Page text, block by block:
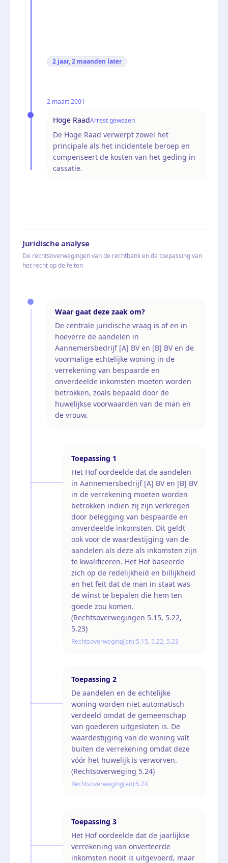
2 jaar, 2 maanden later
2 maart 2001
Hoge RaadArrest gewezen
De Hoge Raad verwerpt zowel het
principale als het incidentele beroep en
compenseert de kosten van het geding in
cassatie.
Juridische analyse
De rechtsoverwegingen van de rechtbank en de toepassing van
het recht op de feiten
Waar gaat deze zaak om?
De centrale juridische vraag is of en in
hoeverre de aandelen in
Aannemersbedrijf [A] BV en [B] BV en de
voormalige echtelijke woning in de
verrekening van bespaarde en
onverdeelde inkomsten moeten worden
betrokken, zoals bepaald door de
huwelijkse voorwaarden van de man en
de vrouw.
Toepassing 1
Het Hof oordeelde dat de aandelen
in Aannemersbedrijf [A] BV en [B] BV
in de verrekening moeten worden
betrokken indien zij zijn verkregen
door belegging van bespaarde en
onverdeelde inkomsten. Dit geldt
ook voor de waardestijging van de
aandelen als deze als inkomsten zijn
te kwalificeren. Het Hof baseerde
zich op de redelijkheid en billijkheid
en het feit dat de man in staat was
de winst te bepalen die hem ten
goede zou komen.
(Rechtsoverwegingen 5.15, 5.22,
5.23)
Rechtsoverweging(en):5.15, 5.22, 5.23
Toepassing 2
De aandelen en de echtelijke
woning worden niet automatisch
verdeeld omdat de gemeenschap
van goederen uitgesloten is. De
waardestijging van de woning valt
buiten de verrekening omdat deze
vóór het huwelijk is verworven.
(Rechtsoverweging 5.24)
Rechtsoverweging(en):5.24
Toepassing 3
Het Hof oordeelde dat de jaarlijkse
verrekening van onverteerde
inkomsten nooit is uitgevoerd, maar